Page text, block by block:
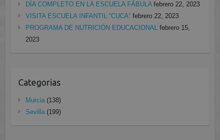
DÍA COMPLETO EN LA ESCUELA FÁBULA febrero 22, 2023
VISITA ESCUELA INFANTIL “CUCA” febrero 22, 2023
PROGRAMA DE NUTRICIÓN EDUCACIONAL febrero 15,
2023
Categorias
Murcia(138)
Sevilla(199)